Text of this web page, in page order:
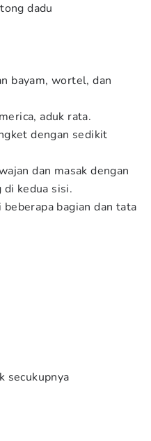
dadu
bayam, wortel, dan
aduk rata.
dengan sedikit
dan masak dengan
di kedua sisi.
bagian dan tata
secukupnya